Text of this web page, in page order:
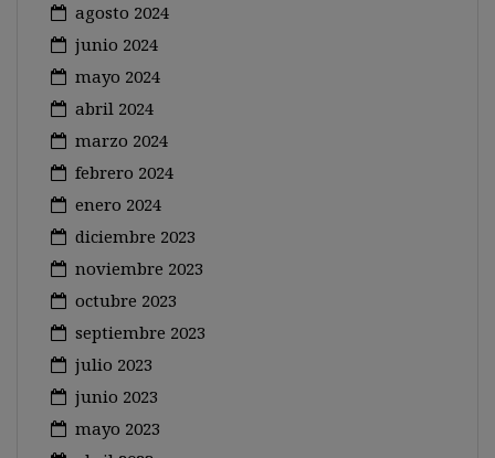
agosto 2024
junio 2024
mayo 2024
abril 2024
marzo 2024
febrero 2024
enero 2024
diciembre 2023
noviembre 2023
octubre 2023
septiembre 2023
julio 2023
junio 2023
mayo 2023